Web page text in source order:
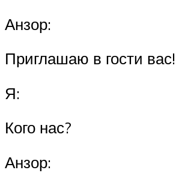
Анзор:
Приглашаю в гости вас!
Я:
Кого нас?
Анзор: